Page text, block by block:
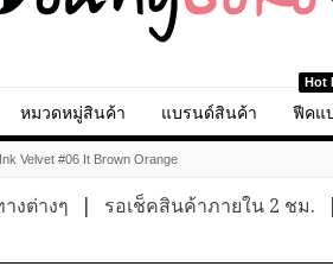
หมวดหมู่สินค้า แบรนด์สินค้า
Hot
ฟีคแ
Velvet #06 It Brown Orange
งต่างๆ รอเช็คสินค้าภายใน 2 ชม.